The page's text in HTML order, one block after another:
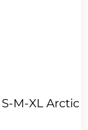
M-XL Arctic